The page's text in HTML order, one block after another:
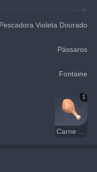
Violeta Dourado
Pássaros
Fontaine
1